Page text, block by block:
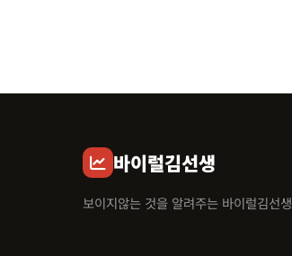
바이럴김선생
보이지않는 것을 알려주는 바이럴김선생